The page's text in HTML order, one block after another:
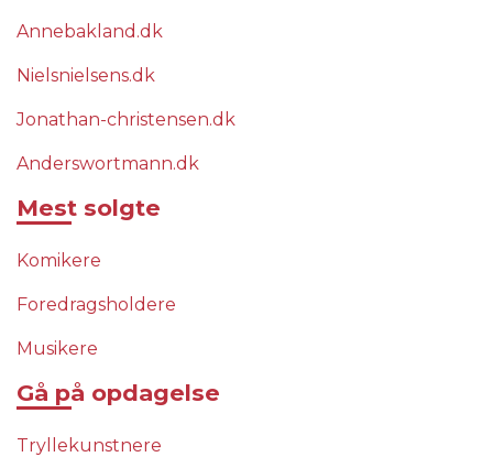
Annebakland.dk
Nielsnielsens.dk
Jonathan-christensen.dk
Anderswortmann.dk
Mest solgte
Komikere
Foredragsholdere
Musikere
Gå på opdagelse
Tryllekunstnere